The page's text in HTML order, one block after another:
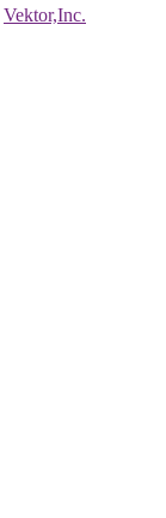
Vektor,Inc.